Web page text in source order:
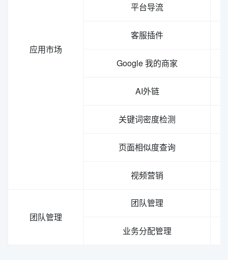
应用市场
平台导流
客服插件
Google 我的商家
AI外链
关键词密度检测
页面相似度查询
视频营销
团队管理
团队管理
业务分配管理